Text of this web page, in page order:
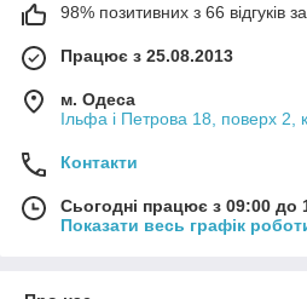
98% позитивних з 66 відгуків за
Працює з 25.08.2013
м. Одеса
Ільфа і Петрова 18, поверх 2,
Контакти
Сьогодні працює з 09:00 до
Показати весь графік